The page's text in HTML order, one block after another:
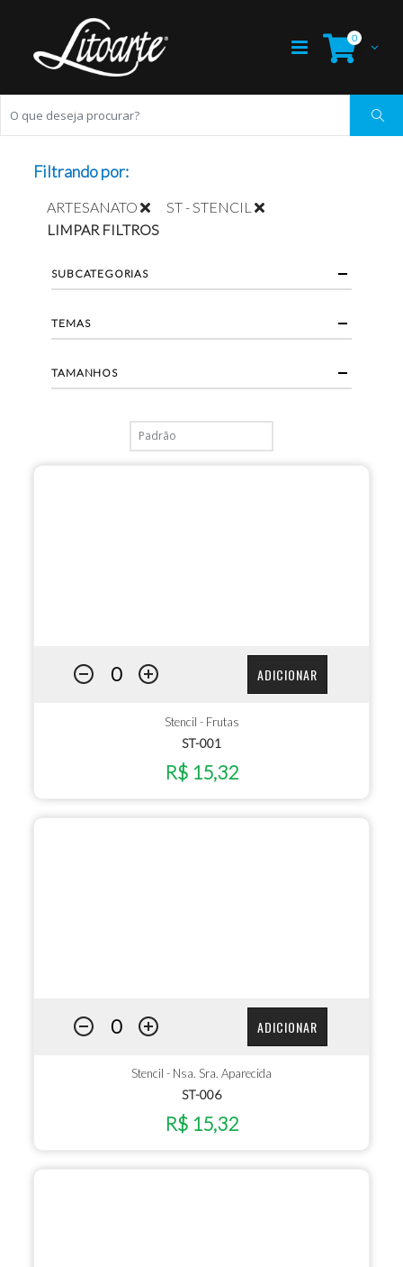
0
ADICIONAR
Stencil - Frutas
ST-001
R$ 15,32
ADICIONAR
Stencil - Nsa. Sra. Aparecida
ST-006
R$ 15,32
Filtrando por:
ARTESANATO
ST - STENCIL
LIMPAR FILTROS
SUBCATEGORIAS
TEMAS
TAMANHOS